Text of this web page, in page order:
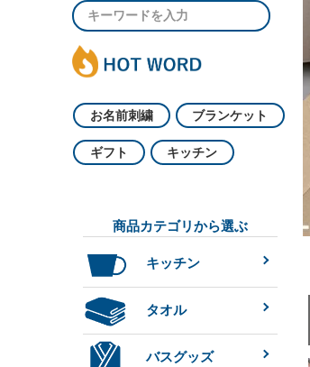
お名前刺繍 ブランケット
ギフト キッチン
商品カテゴリから選ぶ
キッチン
タオル
バスグッズ